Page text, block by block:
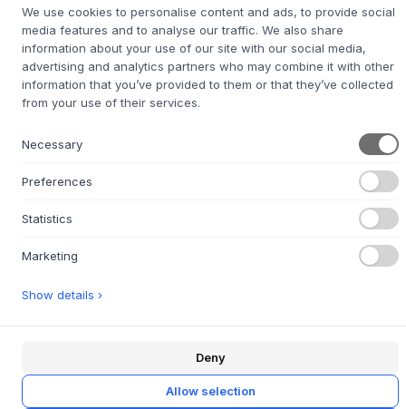
Il vasoSTOFFNagel è un'elegante estensione dell'iconico
universo del design STOFFNagel, che aggiunge un
Lanciato nel 2019, il vaso è progettato per integrarsi con i
creare composizioni dal design unico.
Con il suo design elegante e minimalista, il vaso funziona
sia come dettaglio discreto che come elemento creativo
secchi o lasciatelo da solo per un look più semplice.
Dimensioni: H: 10 x Ø: 2,4 cm
Materiale nero: lega di zinco con rivestimento a polvere
We use cookies to personalise content and ads, to provide social
media features and to analyse our traffic. We also share
information about your use of our site with our social media,
advertising and analytics partners who may combine it with other
information that you’ve provided to them or that they’ve collected
from your use of their services.
Necessary
Preferences
Statistics
Marketing
Show details ›
Deny
Allow selection